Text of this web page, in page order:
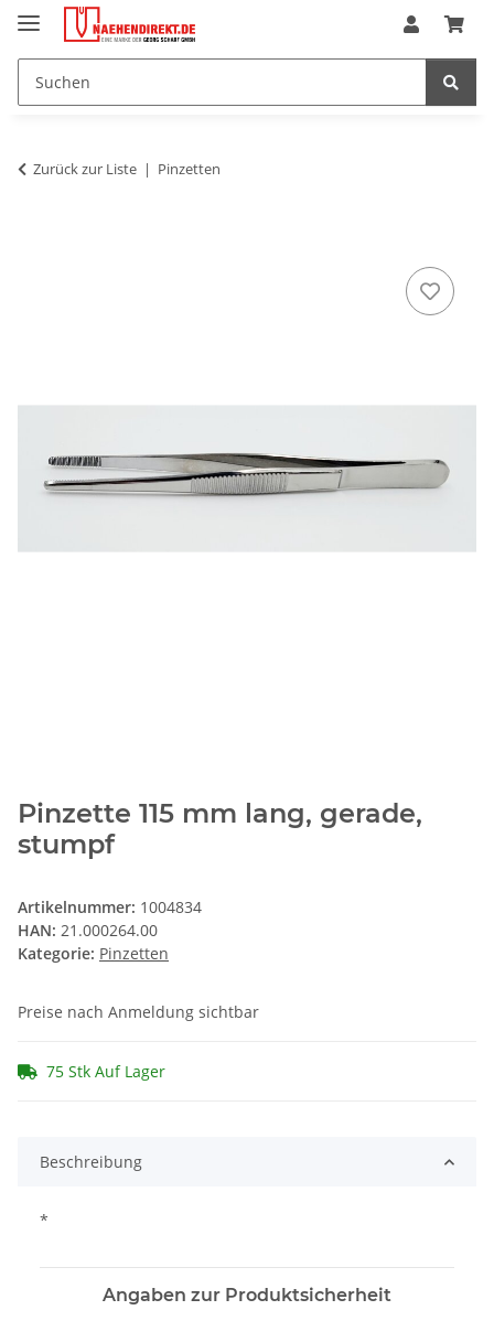
Zurück zur Liste Pinzetten
Pinzette 115 mm lang, gerade,
stumpf
Artikelnummer: 1004834
HAN: 21.000264.00
Kategorie: Pinzetten
Preise nach Anmeldung sichtbar
75 Stk Auf Lager
Beschreibung
*
Angaben zur Produktsicherheit